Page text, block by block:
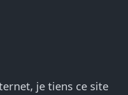
je tiens ce site